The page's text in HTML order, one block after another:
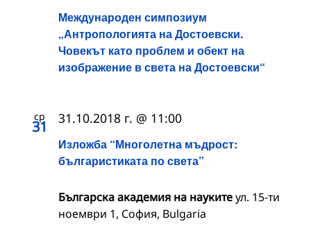
Международен симпозиум
„Антропологията на Достоевски.
Човекът като проблем и обект на
изображение в света на Достоевски“
ср
31
Изложба “Многолетна мъдрост:
българистиката по света”
31.10.2018 г. @ 11:00
Българска академия на наукитеул. 15-ти
ноември 1, София, Bulgaria